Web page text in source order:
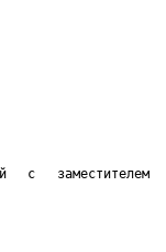
с заместителем